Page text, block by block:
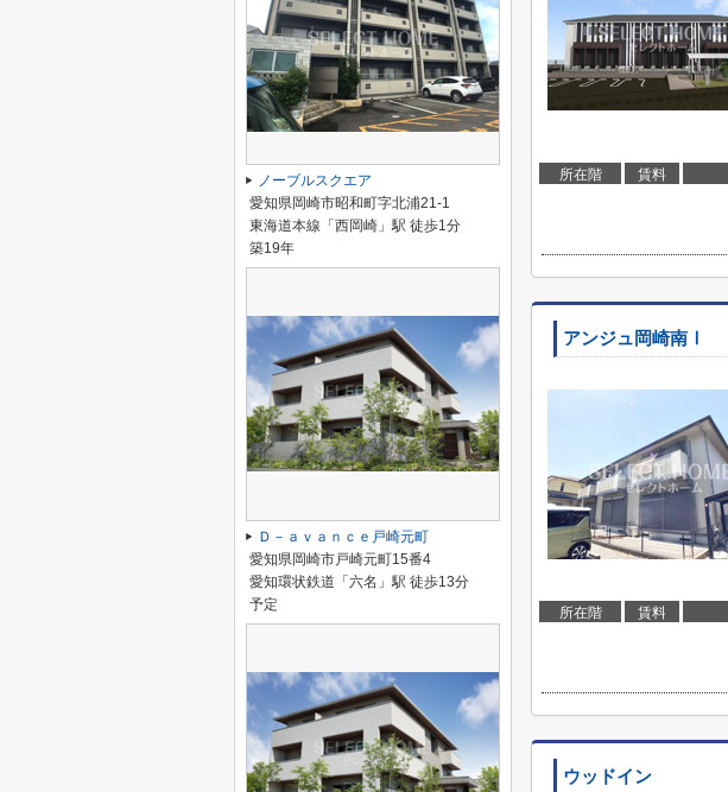
所在階 賃料
アンジュ岡崎南Ⅰ
所在階 賃料
ウッドイン
ノーブルスクエア
愛知県岡崎市昭和町字北浦21-1
東海道本線「西岡崎」駅 徒歩1分
築19年
Ｄ－ａｖａｎｃｅ戸崎元町
愛知県岡崎市戸崎元町15番4
愛知環状鉄道「六名」駅 徒歩13分
予定